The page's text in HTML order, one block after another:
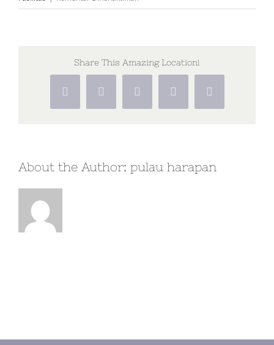
Jenis
tersedia
di
Share This Amazing Location!
Facebook
X WhatsAppPinterestVk
About the Author: pulau harapan